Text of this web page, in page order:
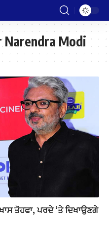
Narendra Modi
ਤੋਹਫਾ, ਪਰਦੇ ‘ਤੇ ਦਿਖਾਉਣਗੇ